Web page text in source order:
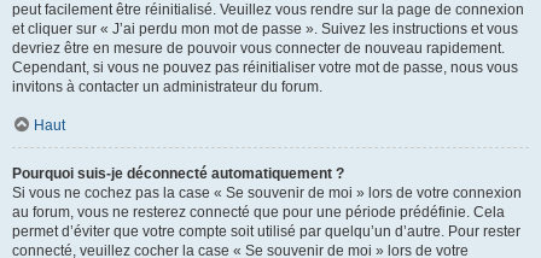
peut facilement être réinitialisé. Veuillez vous rendre sur la page de connexion
et cliquer sur « J’ai perdu mon mot de passe ». Suivez les instructions et vous
devriez être en mesure de pouvoir vous connecter de nouveau rapidement.
Cependant, si vous ne pouvez pas réinitialiser votre mot de passe, nous vous
invitons à contacter un administrateur du forum.
Haut
Pourquoi suis-je déconnecté automatiquement ?
Si vous ne cochez pas la case « Se souvenir de moi » lors de votre connexion
au forum, vous ne resterez connecté que pour une période prédéfinie. Cela
permet d’éviter que votre compte soit utilisé par quelqu’un d’autre. Pour rester
connecté, veuillez cocher la case « Se souvenir de moi » lors de votre